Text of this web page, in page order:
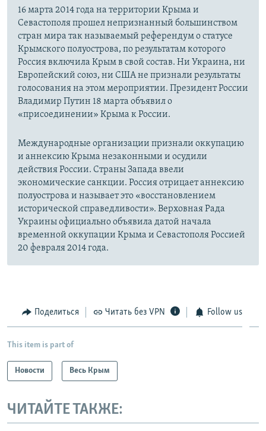
16 марта 2014 года на территории Крыма и
Севастополя прошел непризнанный большинством
стран мира так называемый референдум о статусе
Крымского полуострова, по результатам которого
Россия включила Крым в свой состав. Ни Украина, ни
Европейский союз, ни США не признали результаты
голосования на этом мероприятии. Президент России
Владимир Путин 18 марта объявил о
«присоединении» Крыма к России.
Международные организации признали оккупацию
и аннексию Крыма незаконными и осудили
действия России. Страны Запада ввели
экономические санкции. Россия отрицает аннексию
полуострова и называет это «восстановлением
исторической справедливости». Верховная Рада
Украины официально объявила датой начала
временной оккупации Крыма и Севастополя Россией
20 февраля 2014 года.
Поделиться Читать без VPN Follow us
This item is part of
Новости Весь Крым
ЧИТАЙТЕ ТАКЖЕ: